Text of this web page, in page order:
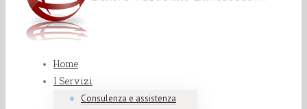
Home
I Servizi
Consulenza e assistenza